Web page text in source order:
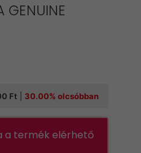
GENUINE
a termék elérhető